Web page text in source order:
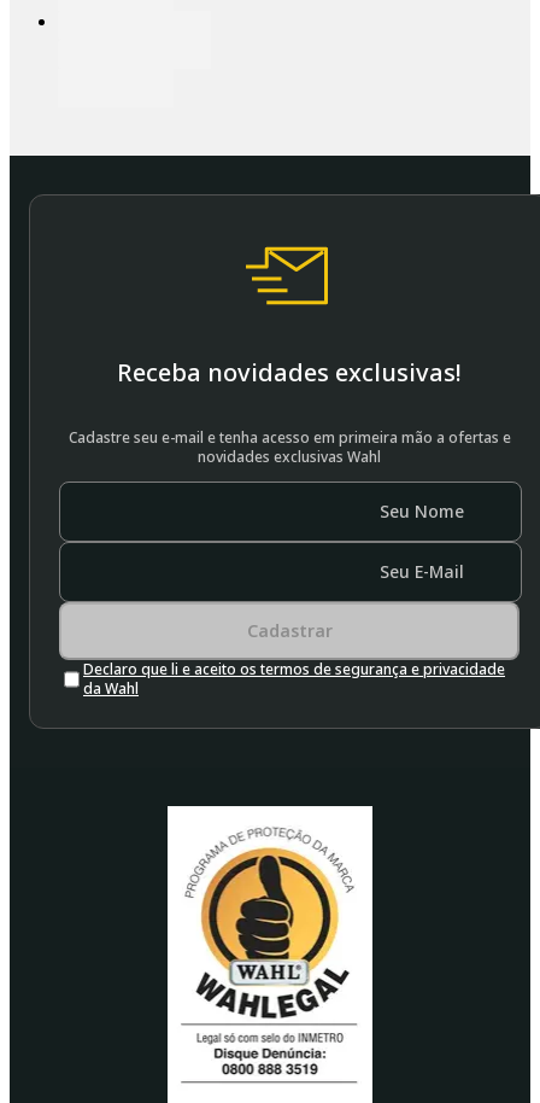
Receba novidades exclusivas!
Cadastre seu e-mail e tenha acesso em primeira mão a ofertas e
novidades exclusivas Wahl
Seu Nome
Seu E-Mail
Cadastrar
Declaro que li e aceito os termos de segurança e privacidade
da Wahl